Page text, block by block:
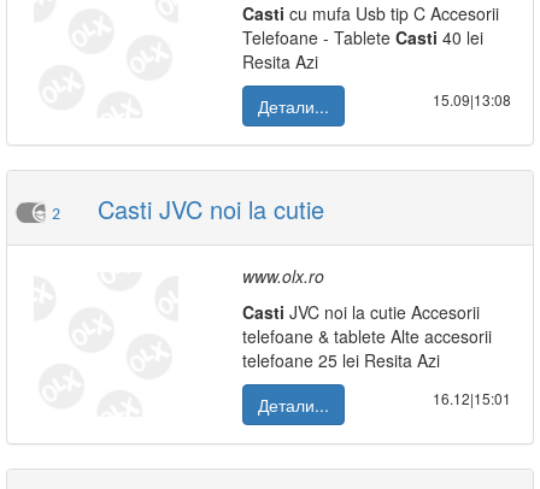
Casti cu mufa Usb tip C Accesorii
Telefoane - Tablete Casti 40 lei
Resita Azi
Детали...
15.09|13:08
2 Casti JVC noi la cutie
www.olx.ro
Casti JVC noi la cutie Accesorii
telefoane & tablete Alte accesorii
telefoane 25 lei Resita Azi
Детали...
16.12|15:01